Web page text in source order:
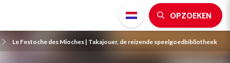
OPZOEKEN
Le Festoche des Mioches | Takajouer, de reizende speelgoedbibliotheek